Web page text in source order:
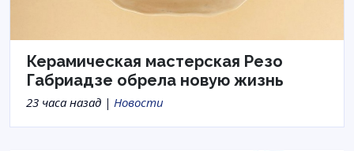
Керамическая мастерская Резо
Габриадзе обрела новую жизнь
23 часа назад | Новости